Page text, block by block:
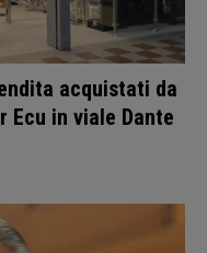
acquistati da
Ecu in viale Dante